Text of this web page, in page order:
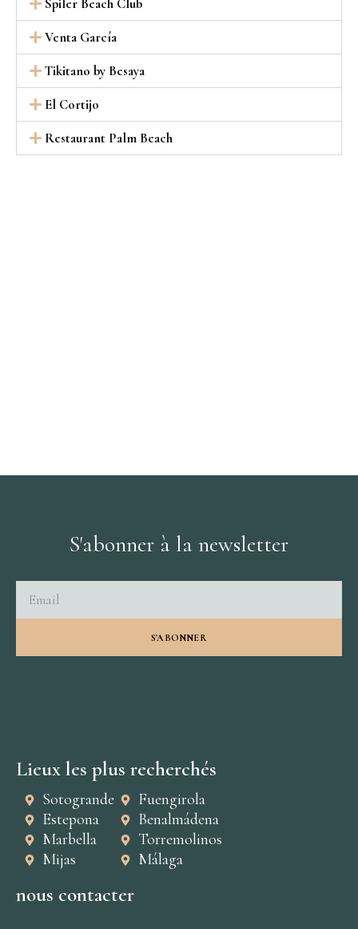
Spiler Beach Club
Venta García
Tikitano by Besaya
El Cortijo
Restaurant Palm Beach
S'abonner à la newsletter
S'ABONNER
Lieux les plus recherchés
Sotogrande
Estepona
Marbella
Mijas
Fuengirola
Benalmádena
Torremolinos
Málaga
nous contacter